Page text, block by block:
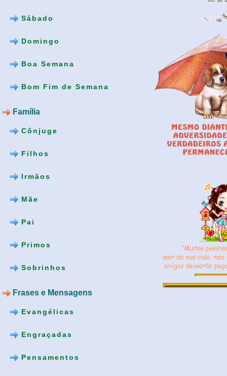
Sábado
Domingo
Boa Semana
Bom Fim de Semana
Família
Cônjuge
Filhos
Irmãos
Mãe
Pai
Primos
Sobrinhos
Frases e Mensagens
Evangélicas
Engraçadas
Pensamentos